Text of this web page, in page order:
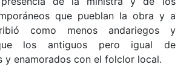
que pueblan la obra y a
como menos andariegos y
los antiguos pero igual de
y enamorados con el folclor local.